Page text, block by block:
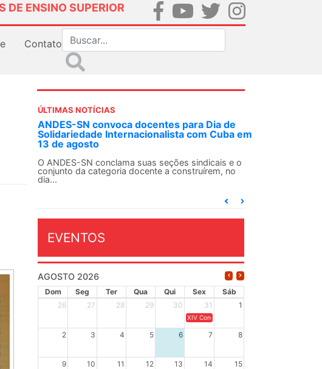
DE ENSINO SUPERIOR
Contato
ÚLTIMAS NOTÍCIAS
Dia de
Cuba em
sindicais e o
no
Em decisão inédita, Justiça Federal condena
ex-agente da ditadura por estupro
Em uma decisão considerada histórica, a 2ª Vara
Federal Criminal do Rio de Janeiro condenou o...
EVENTOS
AGOSTO 2026
Dom Seg Ter Qua Qui Sex
Sáb
26
27 28 29 30 31 1
XIV Congresso Brasileiro de
2 3 4 5 6 7 8
9 10 11 12 13 14 15